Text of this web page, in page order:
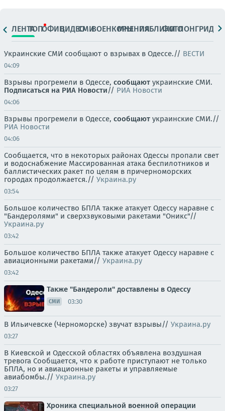
ЛЕНТАТОПОФИЦ.ВИДЕОСМИВОЕНКОРЫМНЕНИЯПАБЛИКИ
ФОТОЛОНГРИДЫ
Украинские СМИ сообщают о взрывах в Одессе.// ВЕСТИ
04:09
Взрывы прогремели в Одессе, сообщают украинские СМИ.
Подписаться на РИА Новости// РИА Новости
04:06
Взрывы прогремели в Одессе, сообщают украинские СМИ.//
РИА Новости
04:06
Сообщается, что в некоторых районах Одессы пропали свет
и водоснабжение Массированная атака беспилотников и
баллистических ракет по целям в причерноморских
городах продолжается.// Украина.ру
03:54
Большое количество БПЛА также атакует Одессу наравне с
"Бандеролями" и сверхзвуковыми ракетами "Оникс"//
Украина.ру
03:42
Большое количество БПЛА также атакует Одессу наравне с
авиационными ракетами// Украина.ру
03:42
Также "Бандероли" доставлены в Одессу
СМИ 03:30
В Ильичевске (Черноморске) звучат взрывы// Украина.ру
03:27
В Киевской и Одесской областях объявлена воздушная
тревога Сообщается, что к работе приступают не только
БПЛА, но и авиационные ракеты и управляемые
авиабомбы.// Украина.ру
03:27
Хроника специальной военной операции